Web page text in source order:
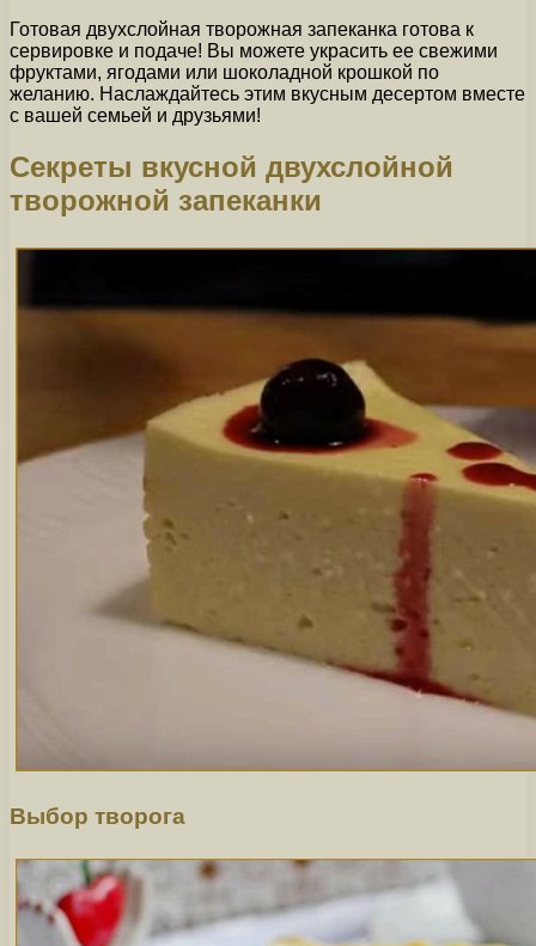
Готовая двухслойная творожная запеканка готова к
сервировке и подаче! Вы можете украсить ее свежими
фруктами, ягодами или шоколадной крошкой по
желанию. Наслаждайтесь этим вкусным десертом вместе
с вашей семьей и друзьями!
Секреты вкусной двухслойной
творожной запеканки
Выбор творога